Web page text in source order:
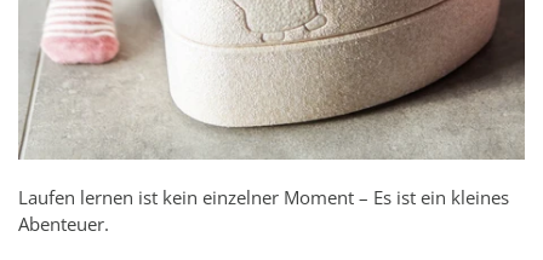
Laufen lernen ist kein einzelner Moment – Es ist ein kleines
Abenteuer.